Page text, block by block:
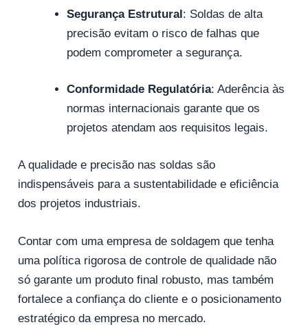
Segurança Estrutural: Soldas de alta
precisão evitam o risco de falhas que
podem comprometer a segurança.
Conformidade Regulatória: Aderência às
normas internacionais garante que os
projetos atendam aos requisitos legais.
A qualidade e precisão nas soldas são
indispensáveis ​​para a sustentabilidade e eficiência
dos projetos industriais.
Contar com uma empresa de soldagem que tenha
uma política rigorosa de controle de qualidade não
só garante um produto final robusto, mas também
fortalece a confiança do cliente e o posicionamento
estratégico da empresa no mercado.